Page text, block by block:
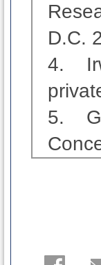
D.C.
4.
5.